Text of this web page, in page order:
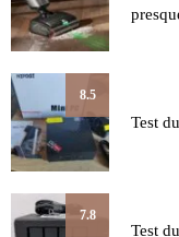
8.5
Test
7.8
Test